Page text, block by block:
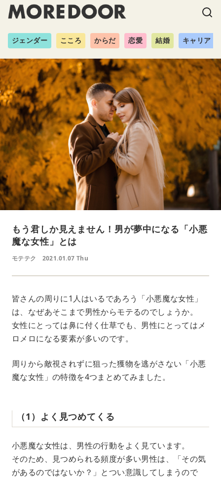
ジェンダー こころ からだ 恋愛 結婚 キャリア
もう君しか見えません！男が夢中になる「小悪
魔な女性」とは
モテテク 2021.01.07 Thu
皆さんの周りに1人はいるであろう「小悪魔な女性」
は、なぜあそこまで男性からモテるのでしょうか。
女性にとっては鼻に付く仕草でも、男性にとってはメ
ロメロになる要素が多いのです。
周りから敵視されずに狙った獲物を逃がさない「小悪
魔な女性」の特徴を4つまとめてみました。
（1）よく見つめてくる
小悪魔な女性は、男性の行動をよく見ています。
そのため、見つめられる頻度が多い男性は、「その気
があるのではないか？」とつい意識してしまうので